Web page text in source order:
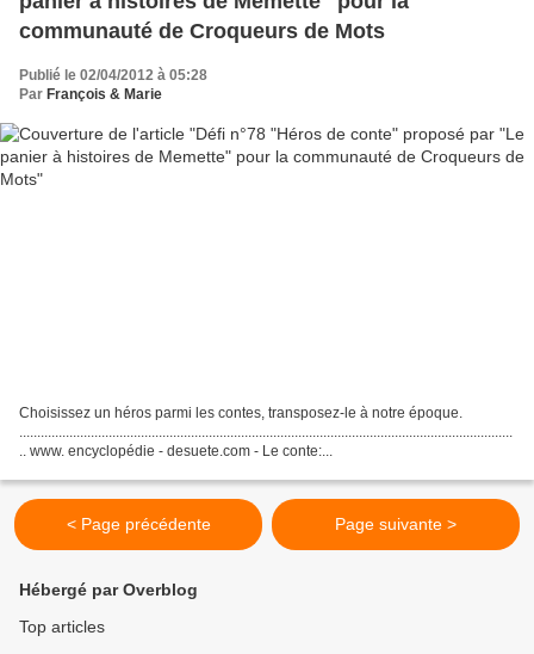
communauté de Croqueurs de Mots
Publié le 02/04/2012 à 05:28
Par François & Marie
Choisissez un héros parmi les contes, transposez-le à notre époque.
..........................................................................................................................................
.. www. encyclopédie - desuete.com - Le conte:...
< Page précédente Page suivante >
Hébergé par Overblog
Top articles